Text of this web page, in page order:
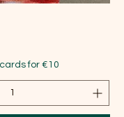
for €10